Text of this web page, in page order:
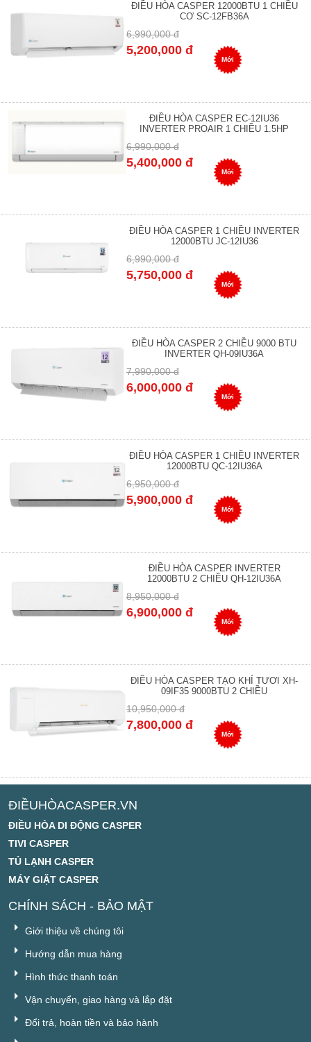
ĐIỀU HÒA CASPER 12000BTU 1 CHIỀU
CƠ SC-12FB36A
6,990,000 đ
5,200,000 đ
Mới
ĐIỀU HÒA CASPER EC-12IU36
INVERTER PROAIR 1 CHIỀU 1.5HP
6,990,000 đ
5,400,000 đ
Mới
ĐIỀU HÒA CASPER 1 CHIỀU INVERTER
12000BTU JC-12IU36
6,990,000 đ
5,750,000 đ
Mới
ĐIỀU HÒA CASPER 2 CHIỀU 9000 BTU
INVERTER QH-09IU36A
7,990,000 đ
6,000,000 đ
Mới
ĐIỀU HÒA CASPER 1 CHIỀU INVERTER
12000BTU QC-12IU36A
6,950,000 đ
5,900,000 đ
Mới
ĐIỀU HÒA CASPER INVERTER
12000BTU 2 CHIỀU QH-12IU36A
8,950,000 đ
6,900,000 đ
Mới
ĐIỀU HÒA CASPER TẠO KHÍ TƯƠI XH-
09IF35 9000BTU 2 CHIỀU
10,950,000 đ
7,800,000 đ
Mới
ĐIỀUHÒACASPER.VN
ĐIỀU HÒA DI ĐỘNG CASPER
TIVI CASPER
TỦ LẠNH CASPER
MÁY GIẶT CASPER
CHÍNH SÁCH - BẢO MẬT
Giới thiệu về chúng tôi
Hướng dẫn mua hàng
Hình thức thanh toán
Vận chuyển, giao hàng và lắp đặt
Đổi trả, hoàn tiền và bảo hành